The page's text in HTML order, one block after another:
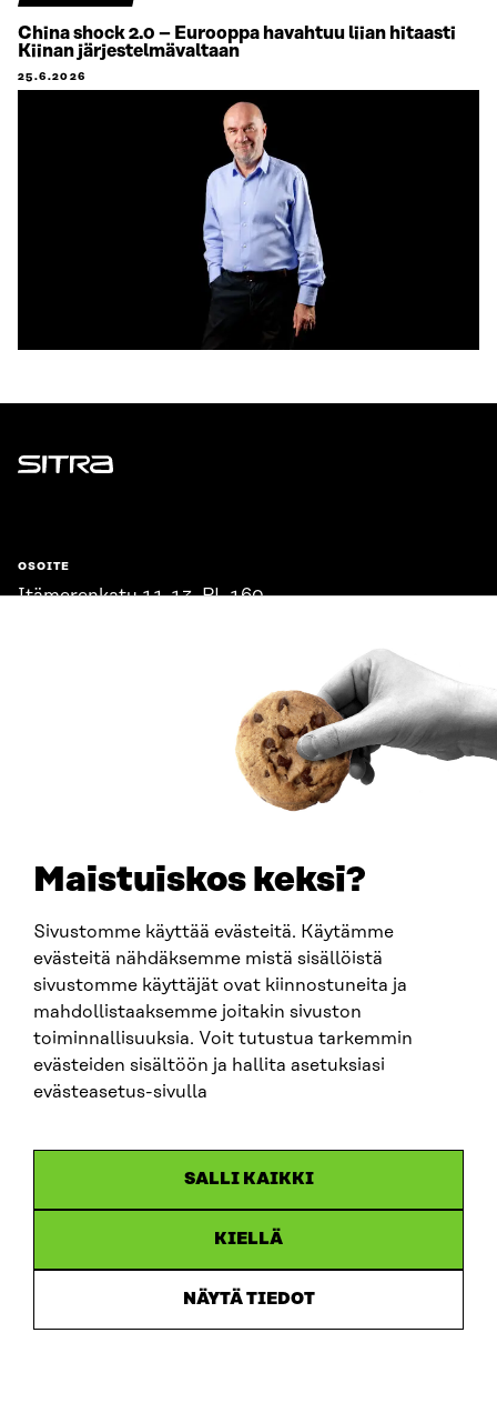
Maistuiskos keksi?
Sivustomme käyttää evästeitä. Käytämme
evästeitä nähdäksemme mistä sisällöistä
sivustomme käyttäjät ovat kiinnostuneita ja
mahdollistaaksemme joitakin sivuston
toiminnallisuuksia. Voit tutustua tarkemmin
evästeiden sisältöön ja hallita asetuksiasi
evästeasetus-sivulla
SALLI KAIKKI
KIELLÄ
NÄYTÄ TIEDOT
China shock 2.0 – Eurooppa havahtuu liian hitaasti
Kiinan järjestelmävaltaan
25.6.2026
Sitra
OSOITE
Itämerenkatu 11-13, PL 160,
SITRA SOSIAALISESSA MEDIASSA
LinkedIn
Instagram
YouTube
Saavutettavuusseloste
Asiakirjajulkisuus